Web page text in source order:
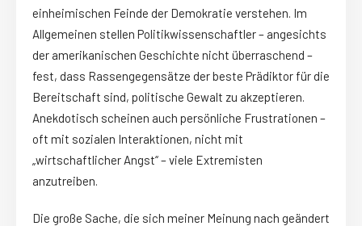
einheimischen Feinde der Demokratie verstehen. Im
Allgemeinen stellen Politikwissenschaftler – angesichts
der amerikanischen Geschichte nicht überraschend –
fest, dass Rassengegensätze der beste Prädiktor für die
Bereitschaft sind, politische Gewalt zu akzeptieren.
Anekdotisch scheinen auch persönliche Frustrationen –
oft mit sozialen Interaktionen, nicht mit
„wirtschaftlicher Angst“ – viele Extremisten
anzutreiben.
Die große Sache, die sich meiner Meinung nach geändert